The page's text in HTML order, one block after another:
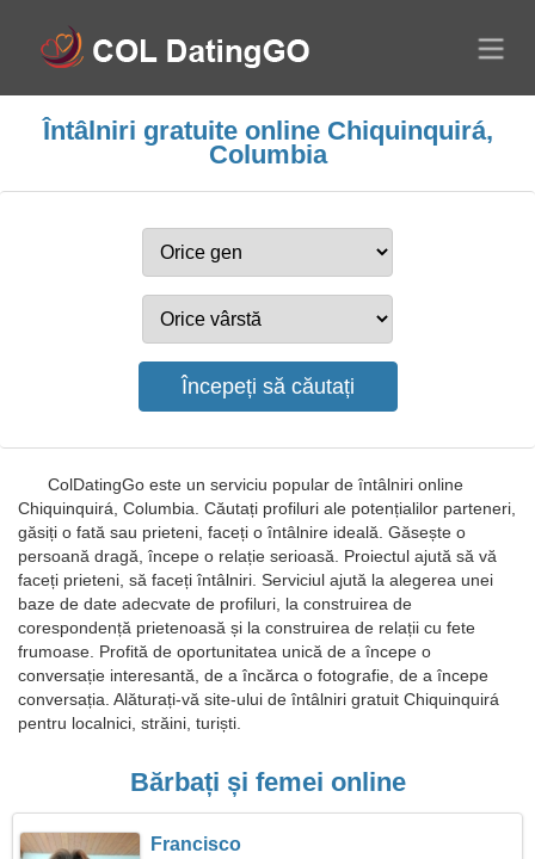
Întâlniri gratuite online Chiquinquirá,
Columbia
ColDatingGo este un serviciu popular de întâlniri online
Chiquinquirá, Columbia. Căutați profiluri ale potențialilor parteneri,
găsiți o fată sau prieteni, faceți o întâlnire ideală. Găsește o
persoană dragă, începe o relație serioasă. Proiectul ajută să vă
faceți prieteni, să faceți întâlniri. Serviciul ajută la alegerea unei
baze de date adecvate de profiluri, la construirea de
corespondență prietenoasă și la construirea de relații cu fete
frumoase. Profită de oportunitatea unică de a începe o
conversație interesantă, de a încărca o fotografie, de a începe
conversația. Alăturați-vă site-ului de întâlniri gratuit Chiquinquirá
pentru localnici, străini, turiști.
Bărbați și femei online
Francisco